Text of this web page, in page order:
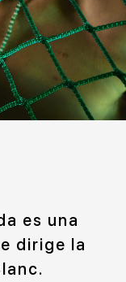
es una
dirige la